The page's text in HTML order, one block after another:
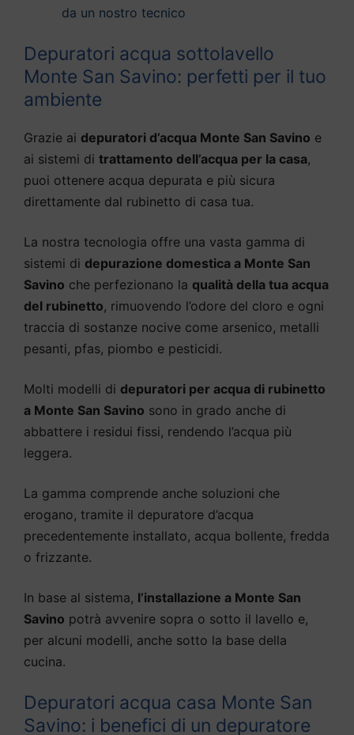
da un nostro tecnico
Depuratori acqua sottolavello
Monte San Savino: perfetti per il tuo
ambiente
Grazie ai depuratori d’acqua Monte San Savino e
ai sistemi di trattamento dell’acqua per la casa,
puoi ottenere acqua depurata e più sicura
direttamente dal rubinetto di casa tua.
La nostra tecnologia offre una vasta gamma di
sistemi di depurazione domestica a Monte San
Savino che perfezionano la qualità della tua acqua
del rubinetto, rimuovendo l’odore del cloro e ogni
traccia di sostanze nocive come arsenico, metalli
pesanti, pfas, piombo e pesticidi.
Molti modelli di depuratori per acqua di rubinetto
a Monte San Savino sono in grado anche di
abbattere i residui fissi, rendendo l’acqua più
leggera.
La gamma comprende anche soluzioni che
erogano, tramite il depuratore d’acqua
precedentemente installato, acqua bollente, fredda
o frizzante.
In base al sistema, l’installazione a Monte San
Savino potrà avvenire sopra o sotto il lavello e,
per alcuni modelli, anche sotto la base della
cucina.
Depuratori acqua casa Monte San
Savino: i benefici di un depuratore